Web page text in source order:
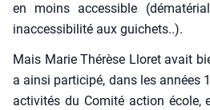
en moins acces­sible
inac­ces­si­bi­li­té aux gui­chets..).
Mais Marie Thé­rèse Llo­ret avait
a ain­si par­ti­ci­pé, dans les années
acti­vi­tés du Comi­té action école,